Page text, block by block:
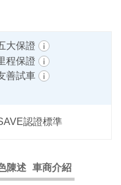
大保證
程保證
善試車
認證標準
陳述 車商介紹